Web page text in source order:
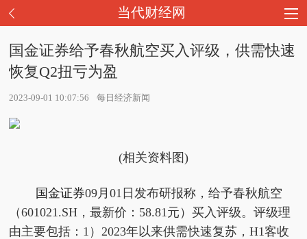
当代财经网
国金证券给予春秋航空买入评级，供需快速
恢复Q2扭亏为盈
2023-09-01 10:07:56 每日经济新闻
(相关资料图)
国金证券09月01日发布研报称，给予春秋航空
（601021.SH，最新价：58.81元）买入评级。评级理
由主要包括：1）2023年以来供需快速复苏，H1客收